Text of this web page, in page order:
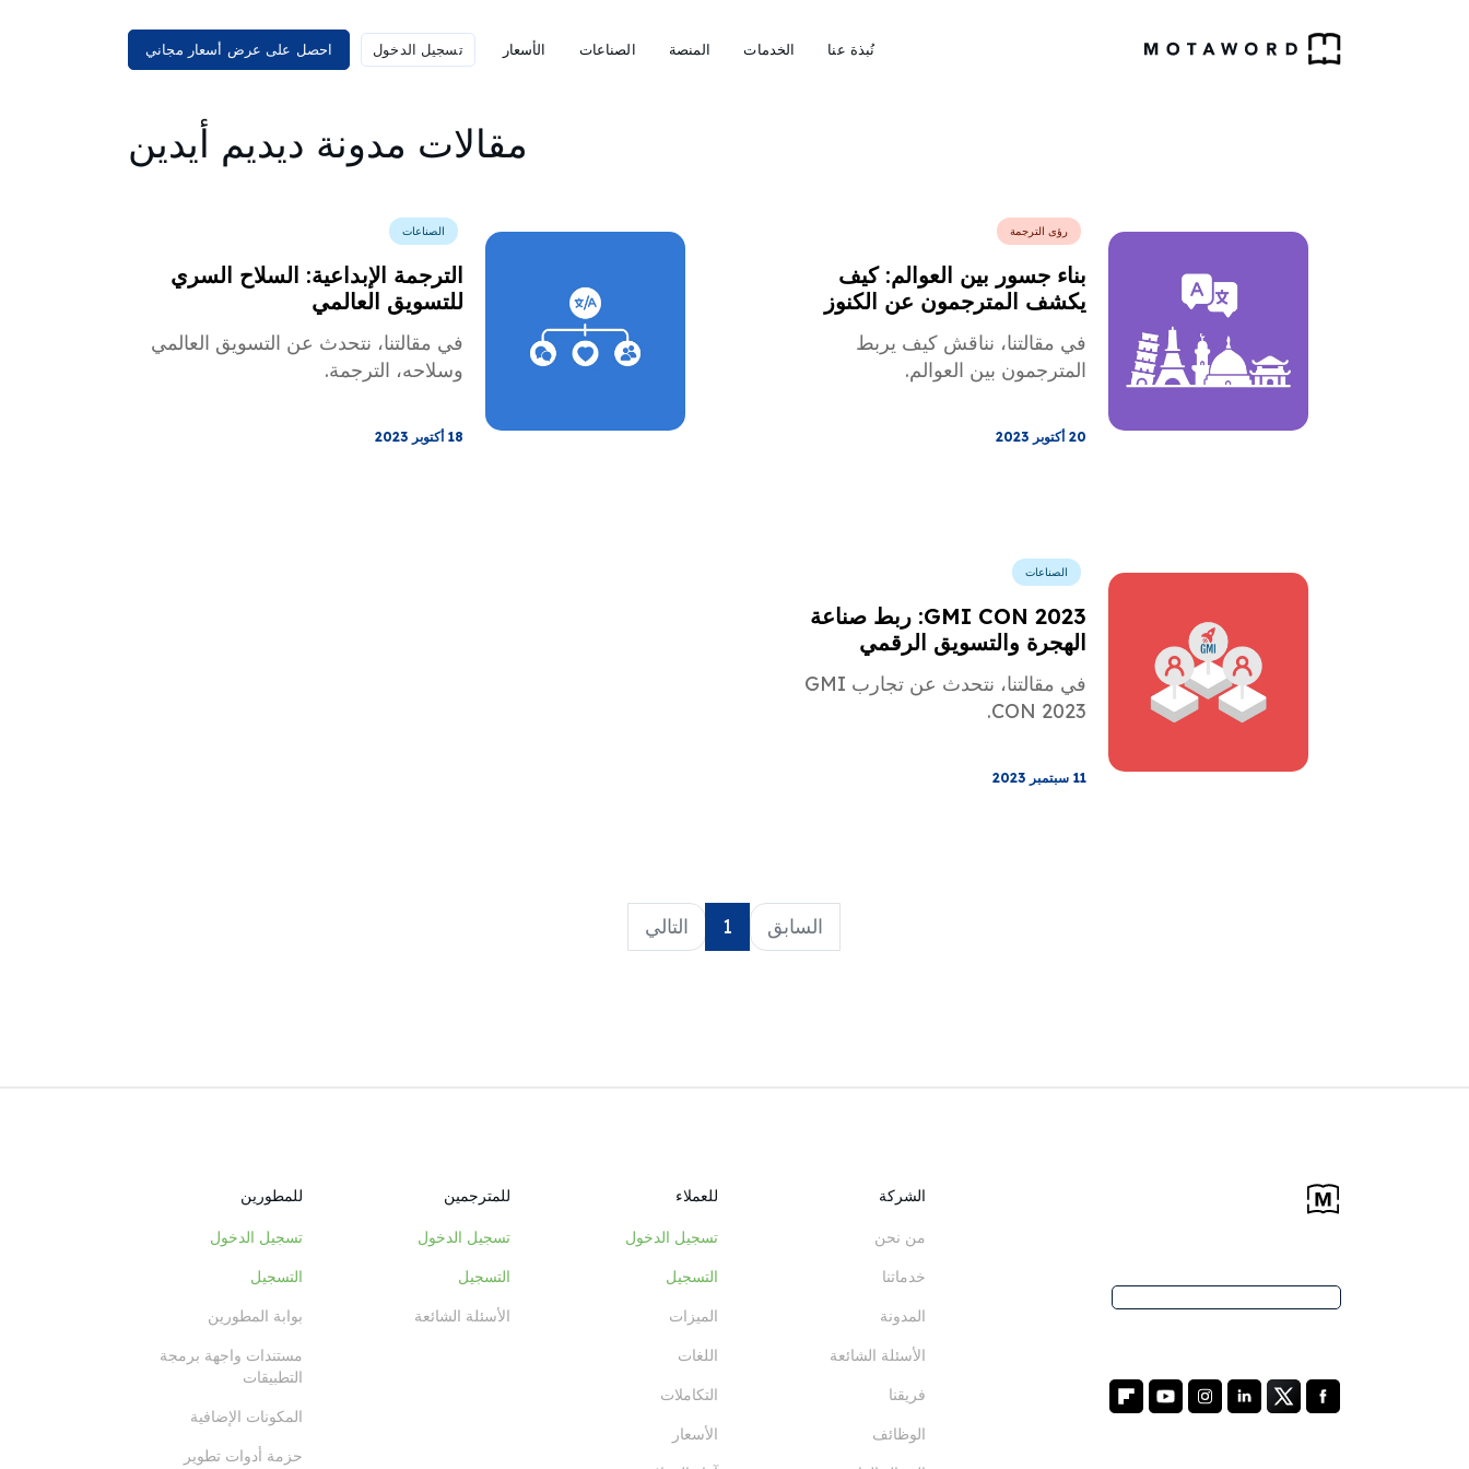
نُبذة عنا الخدمات المنصة الصناعات الأسعار تسجيل الدخول احصل على عرض أسعار مجاني
مقالات مدونة ديديم أيدين
رؤى الترجمة
بناء جسور بين العوالم: كيف
يكشف المترجمون عن الكنوز
الثقافية
في مقالتنا، نناقش كيف يربط
المترجمون بين العوالم.
20 أكتوبر 2023
الصناعات
الترجمة الإبداعية: السلاح السري
للتسويق العالمي
في مقالتنا، نتحدث عن التسويق العالمي
وسلاحه، الترجمة.
18 أكتوبر 2023
الصناعات
GMI CON 2023: ربط صناعة
الهجرة والتسويق الرقمي
في مقالتنا، نتحدث عن تجارب GMI
CON 2023.
11 سبتمبر 2023
السابق 1 التالي
الشركة
من نحن
خدماتنا
المدونة
الأسئلة الشائعة
فريقنا
الوظائف
للعملاء
تسجيل الدخول
التسجيل
الميزات
اللغات
التكاملات
الأسعار
للمترجمين
تسجيل الدخول
التسجيل
الأسئلة الشائعة
للمطورين
تسجيل الدخول
التسجيل
بوابة المطورين
مستندات واجهة برمجة
التطبيقات
المكونات الإضافية
حزمة أدوات تطوير